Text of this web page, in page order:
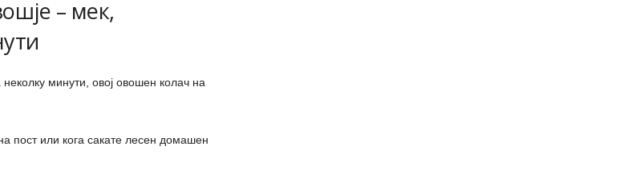
– мек,
минути, овој овошен колач на
пост или кога сакате лесен домашен